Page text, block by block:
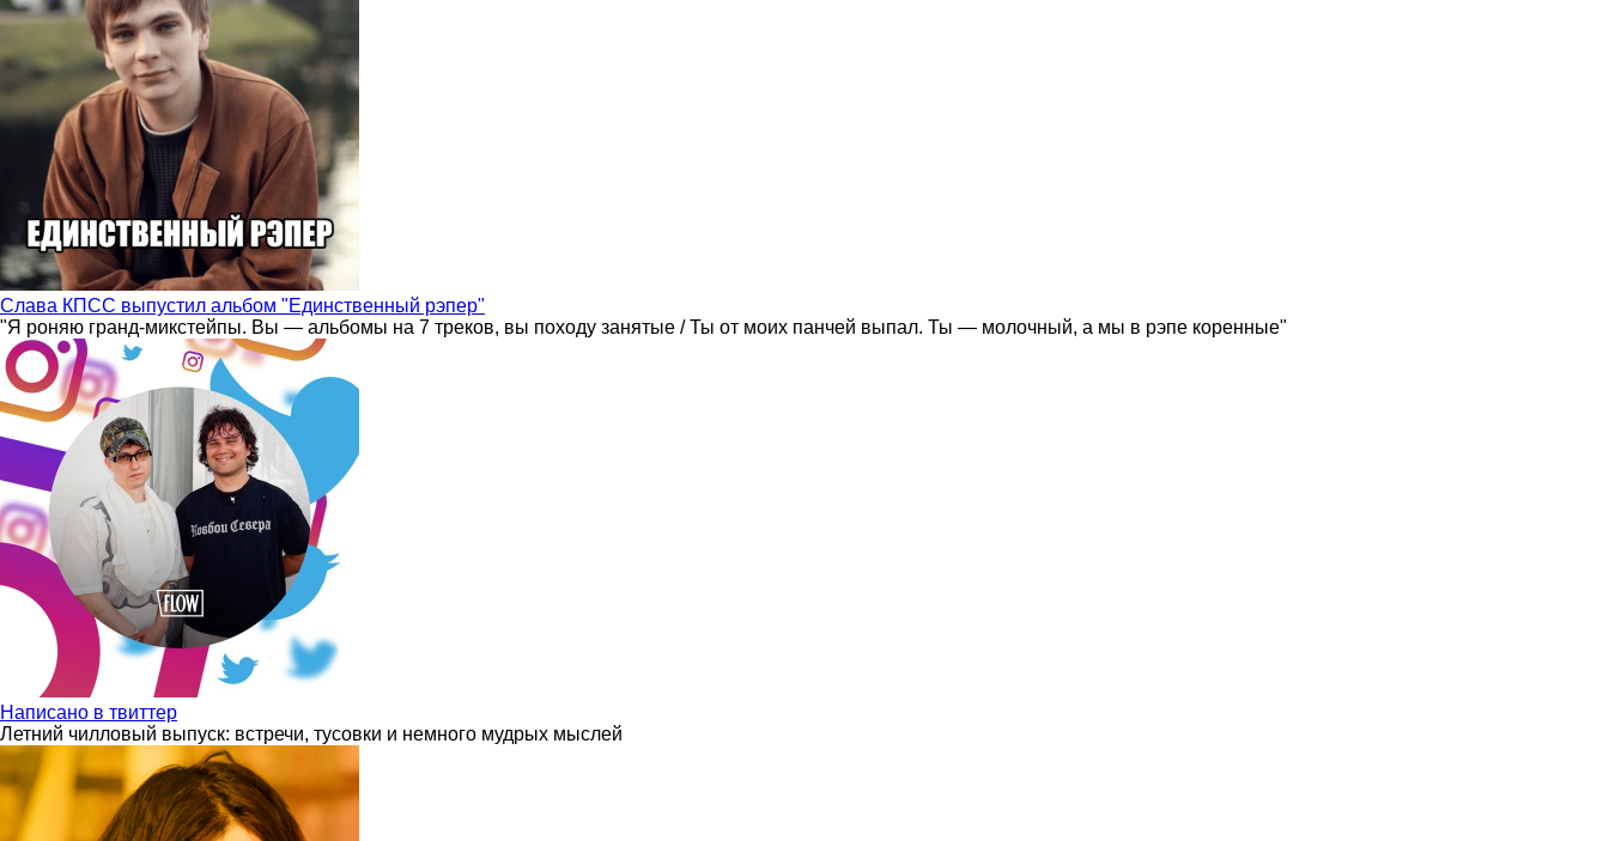
Слава КПСС выпустил альбом "Единственный рэпер"
"Я роняю гранд-микстейпы. Вы — альбомы на 7 треков, вы походу занятые / Ты от моих панчей выпал. Ты — молочный, а мы в рэпе коренные"
Написано в твиттер
Летний чилловый выпуск: встречи, тусовки и немного мудрых мыслей